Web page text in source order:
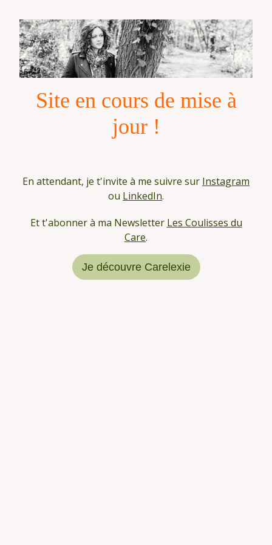
Site en cours de mise à
jour !
En attendant, je t'invite à me suivre sur Instagram
ou LinkedIn.
Et t'abonner à ma Newsletter Les Coulisses du
Care.
Je découvre Carelexie